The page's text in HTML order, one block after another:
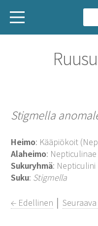
a
k
Stigmella
Heimo: Kääpiökoit
Alaheimo: Nepticulinae
Sukuryhmä: Nepticulini
Suku: Stigmella
← Edellinen │